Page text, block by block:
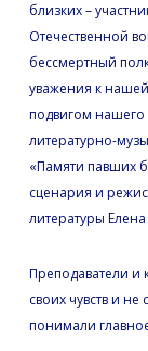
близких –
Отечественной
бессмертный
уважения к
подвигом нашего
литературно-
«Памяти павших
сценария и
литературы
Преподаватели и
своих чувств и не
понимали